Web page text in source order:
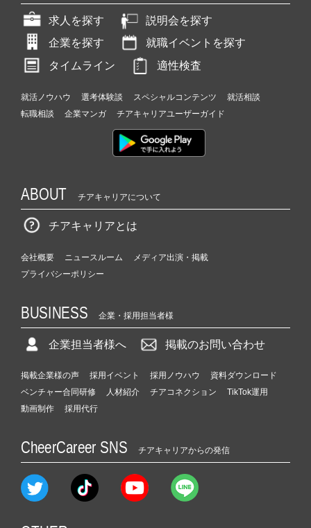
求人を探す
説明会を探す
企業を探す
就職イベントを探す
タイムライン
適性検査
就活ノウハウ 選考体験談 スペシャルコンテンツ
就活相談
転職相談
企業マンガ チアキャリアユーザーガイド
ABOUT チアキャリアについて
チアキャリアとは
会社概要 ニュースルーム
メディア出演・掲載
プライバシーポリシー
BUSINESS 企業・採用担当者様
企業担当者様へ 掲載のお問い合わせ
掲載企業様の声 採用イベント 採用ノウハウ
資料ダウンロード
ベンチャー合同研修
人材紹介 チアコネクション
TikTok運用
動画制作
採用代行
CheerCareer SNS チアキャリアからの発信